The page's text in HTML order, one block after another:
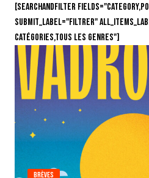
[searchandfilter
submit_label="Filtrer"
catégories,Tous les genres"]
Brèves